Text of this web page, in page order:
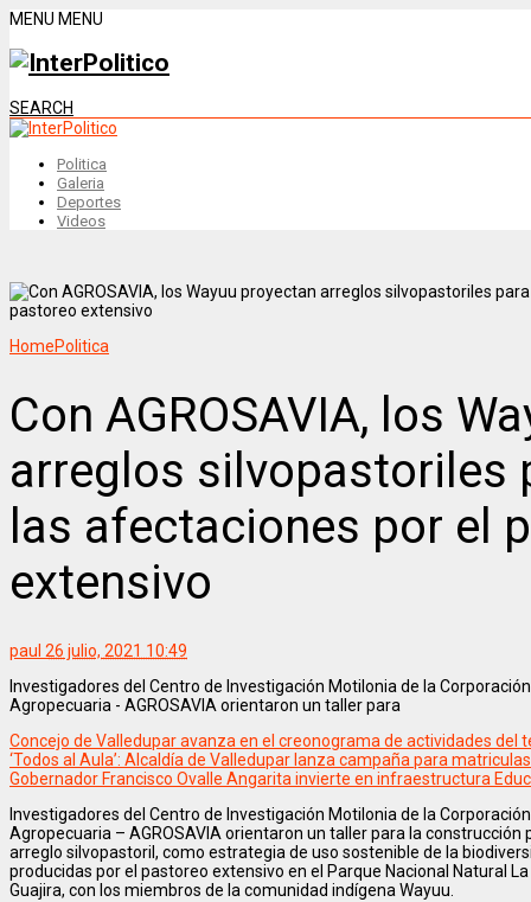
MENU MENU
SEARCH
Politica
Galeria
Deportes
Videos
HomePolitica
Con AGROSAVIA, los
arreglos silvopastoriles
las afectaciones por el
extensivo
paul 26 julio, 2021 10:49
Investigadores del Centro de Investigación Motilonia de la
Agropecuaria - AGROSAVIA orientaron un taller para
Concejo de Valledupar avanza en el creonograma de actividades del
‘Todos al Aula’: Alcaldía de Valledupar lanza campaña para
Gobernador Francisco Ovalle Angarita invierte en infraestructura
Investigadores del Centro de Investigación Motilonia de la
Agropecuaria – AGROSAVIA orientaron un taller para la construcción
arreglo silvopastoril, como estrategia de uso sostenible de la
producidas por el pastoreo extensivo en el Parque Nacional Natural
Guajira, con los miembros de la comunidad indígena Wayuu.